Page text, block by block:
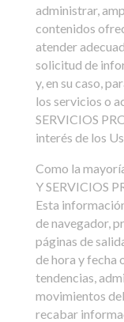
administrar,
contenidos
atender
solicitud de
y, en su caso,
los servicios o
SERVICIOS
interés de los
Como la
Y SERVICIOS
Esta
de navegador,
páginas de
de hora y fecha
tendencias,
movimientos
recabar